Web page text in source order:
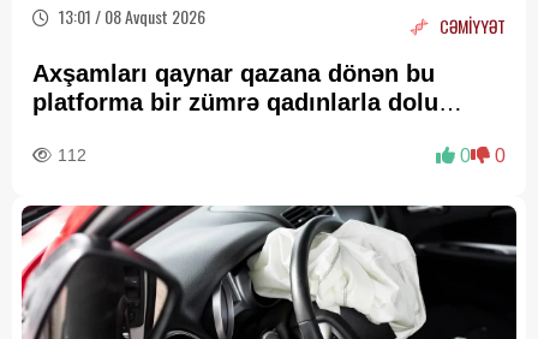
13:01 / 08 Avqust 2026 CƏMİYYƏT
Axşamları qaynar qazana dönən bu
platforma bir zümrə qadınlarla dolu
112 0 0